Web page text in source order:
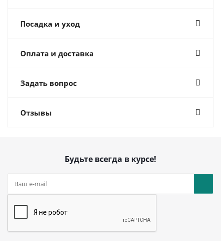
Посадка и уход
Оплата и доставка
Задать вопрос
Отзывы
Будьте всегда в курсе!